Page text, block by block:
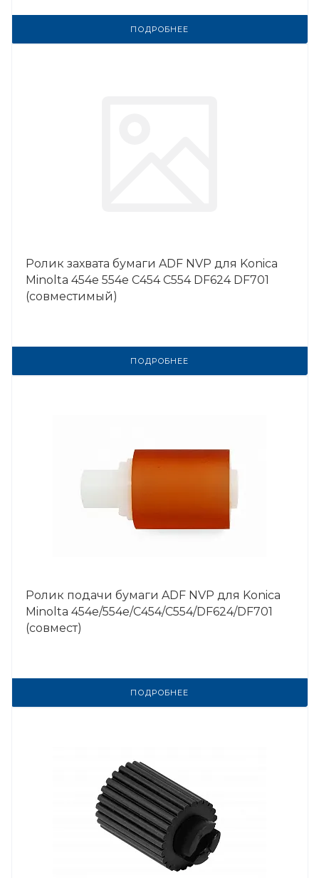
ПОДРОБНЕЕ
Ролик захвата бумаги ADF NVP для Konica
Minolta 454e 554e C454 C554 DF624 DF701
(совместимый)
ПОДРОБНЕЕ
Ролик подачи бумаги ADF NVP для Konica
Minolta 454e/554e/C454/C554/DF624/DF701
(совмест)
ПОДРОБНЕЕ